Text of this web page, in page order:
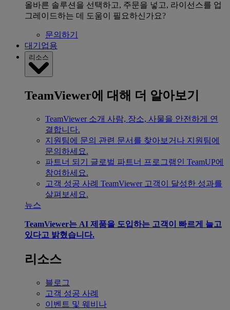
올바른 솔루션을 선택하고, 주문을 넣고, 라이선스를 업
그레이드하는 데 도움이 필요하신가요?
문의하기
대기업용
리소스
TeamViewer에 대해 더 알아보기
TeamViewer 소개 사람, 장소, 사물을 안전하게 연
결합니다.
지원팀에 문의 관련 문서를 찾아보거나 지원팀에
문의하세요.
파트너 되기
글로벌 파트너 프로그램인 TeamUP에
참여하세요.
고객 성공 사례 TeamViewer 고객이 달성한 성과를
살펴보세요.
뉴스
TeamViewer는 AI 제품을 도입하는 고객이 빠르게 늘고
있다고 밝혔습니다.
리소스
블로그
고객 성공 사례
이벤트 및 웨비나